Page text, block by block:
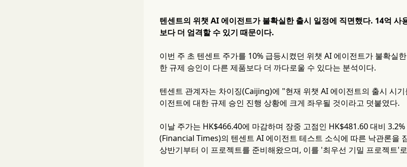
텐센트의 위챗 AI 에이전트가 불확실한 출시 일정에 직면했다. 14억
보다 더 엄격할 수 있기 때문이다.
이번 주 초 텐센트 주가를 10% 급등시켰던 위챗 AI 에이전트가 불확실
한 규제 승인이 다른 제품보다 더 까다로울 수 있다는 분석이다.
텐센트 관계자는 차이징(Caijing)에 "현재 위챗 AI 에이전트의 출시 시
이전트에 대한 규제 승인 진행 상황에 크게 좌우될 것이라고 덧붙였다.
이날 주가는 HK$466.40에 마감하며 장중 고점인 HK$481.60 대비
(Financial Times)의 텐센트 AI 에이전트 테스트 소식에 따른 낙관론을
상반기부터 이 프로젝트를 준비해왔으며, 이를 '최우선 기밀 프로젝트'